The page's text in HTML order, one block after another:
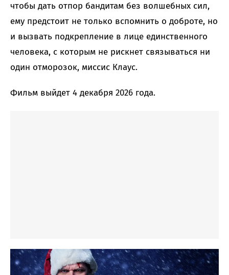
чтобы дать отпор бандитам без волшебных сил,
ему предстоит не только вспомнить о доброте, но
и вызвать подкрепление в лице единственного
человека, с которым не рискнет связываться ни
один отморозок, миссис Клаус.
Фильм выйдет 4 декабря 2026 года.